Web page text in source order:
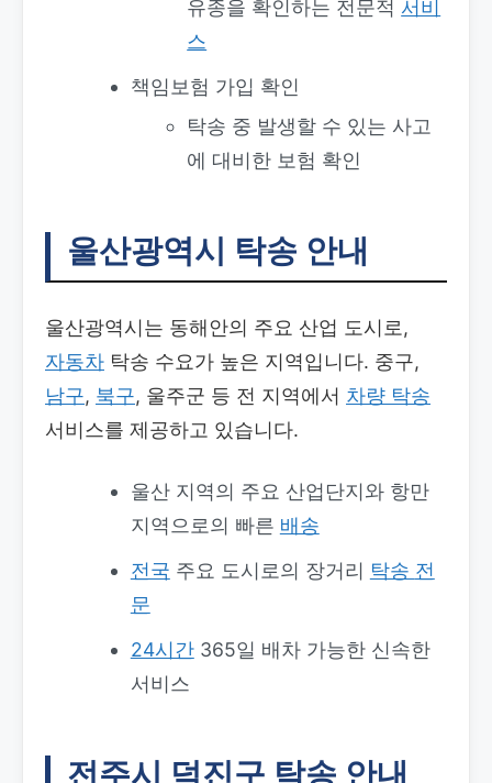
유종을 확인하는 전문적 서비
스
책임보험 가입 확인
탁송 중 발생할 수 있는 사고
에 대비한 보험 확인
울산광역시 탁송 안내
울산광역시는 동해안의 주요 산업 도시로,
자동차 탁송 수요가 높은 지역입니다. 중구,
남구, 북구, 울주군 등 전 지역에서 차량 탁송
서비스를 제공하고 있습니다.
울산 지역의 주요 산업단지와 항만
지역으로의 빠른 배송
전국 주요 도시로의 장거리 탁송 전
문
24시간365일 배차 가능한 신속한
서비스
전주시 덕진구 탁송 안내